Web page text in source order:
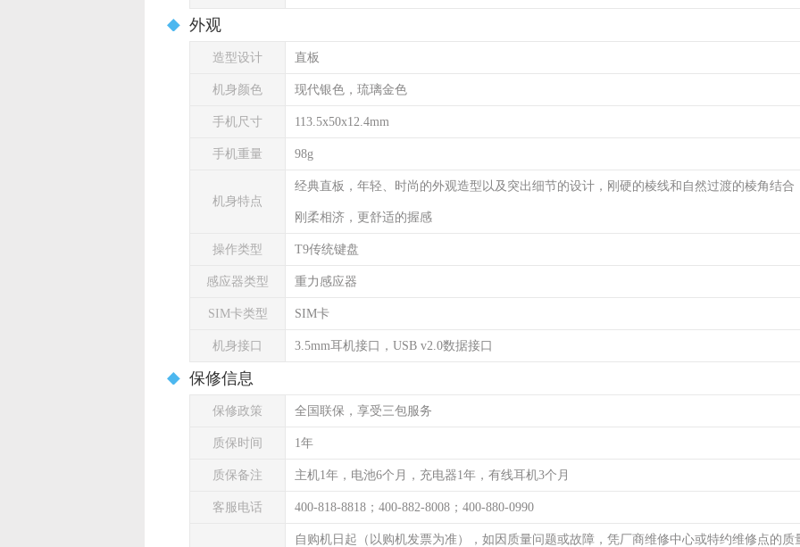
外观
造型设计 直板
机身颜色 现代银色，琉璃金色
手机尺寸 113.5x50x12.4mm
手机重量 98g
机身特点
经典直板，年轻、时尚的外观造型以及突出细节的设计，刚硬的棱线和自然过渡的棱角结合
刚柔相济，更舒适的握感
操作类型 T9传统键盘
感应器类型 重力感应器
SIM卡类型 SIM卡
机身接口 3.5mm耳机接口，USB v2.0数据接口
保修信息
保修政策 全国联保，享受三包服务
质保时间 1年
质保备注 主机1年，电池6个月，充电器1年，有线耳机3个月
客服电话 400-818-8818；400-882-8008；400-880-0990
自购机日起（以购机发票为准），如因质量问题或故障，凭厂商维修中心或特约维修点的质